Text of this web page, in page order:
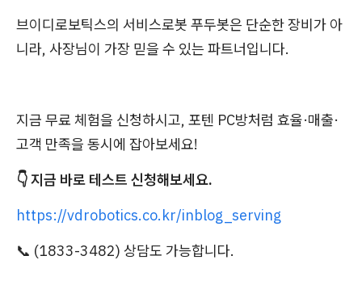
브이디로보틱스의 서비스로봇 푸두봇은 단순한 장비가 아
니라, 사장님이 가장 믿을 수 있는 파트너입니다.
지금 무료 체험을 신청하시고, 포텐 PC방처럼 효율·매출·
고객 만족을 동시에 잡아보세요!
👇 지금 바로 테스트 신청해보세요.
https://vdrobotics.co.kr/inblog_serving
📞 (1833-3482) 상담도 가능합니다.